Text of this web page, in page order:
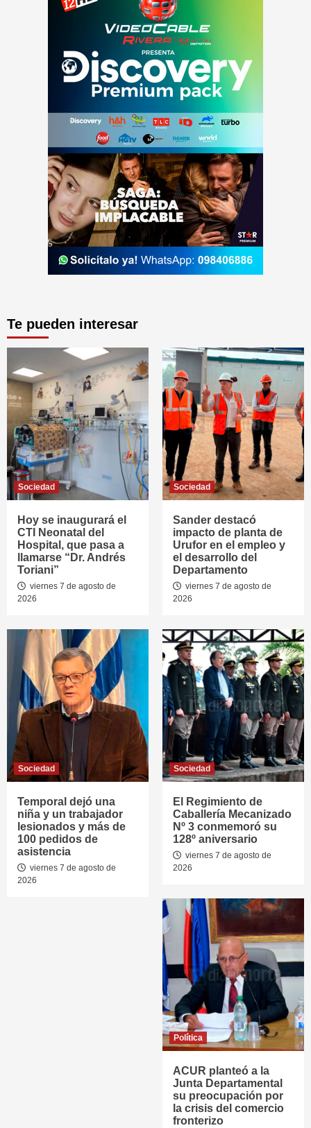
Te pueden interesar
Sociedad
Hoy se inaugurará el
CTI Neonatal del
Hospital, que pasa a
llamarse “Dr. Andrés
Toriani”
viernes 7 de agosto de
2026
Sociedad
Sander destacó
impacto de planta de
Urufor en el empleo y
el desarrollo del
Departamento
viernes 7 de agosto de
2026
Sociedad
Temporal dejó una
niña y un trabajador
lesionados y más de
100 pedidos de
asistencia
viernes 7 de agosto de
2026
Sociedad
El Regimiento de
Caballería Mecanizado
Nº 3 conmemoró su
128º aniversario
viernes 7 de agosto de
2026
Política
ACUR planteó a la
Junta Departamental
su preocupación por
la crisis del comercio
fronterizo